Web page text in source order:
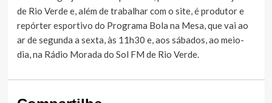
de Rio Verde e, além de trabalhar com o site, é produtor e
repórter esportivo do Programa Bola na Mesa, que vai ao
ar de segunda a sexta, às 11h30 e, aos sábados, ao meio-
dia, na Rádio Morada do Sol FM de Rio Verde.